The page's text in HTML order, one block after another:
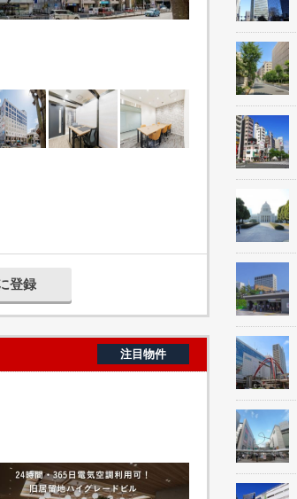
登録
注目物件